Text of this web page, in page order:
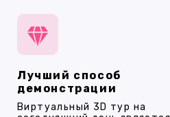
Лучший способ
демонстрации
Виртуальный 3D тур на